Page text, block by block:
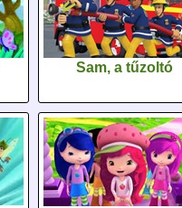
Sam, a tűzoltó